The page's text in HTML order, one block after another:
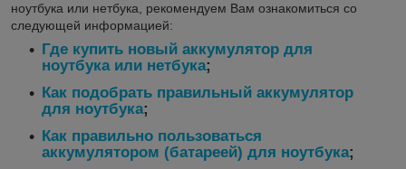
ноутбука или нетбука, рекомендуем Вам ознакомиться со
следующей информацией:
Где купить новый аккумулятор для
ноутбука или нетбука;
Как подобрать правильный аккумулятор
для ноутбука;
Как правильно пользоваться
аккумулятором (батареей) для ноутбука;